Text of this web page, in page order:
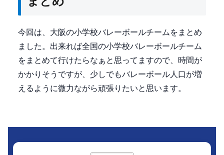
今回は、大阪の小学校バレーボールチームをまとめ
ました。出来れば全国の小学校バレーボールチーム
をまとめて行けたらなぁと思ってますので、時間が
かかりそうですが、少しでもバレーボール人口が増
えるように微力ながら頑張りたいと思います。